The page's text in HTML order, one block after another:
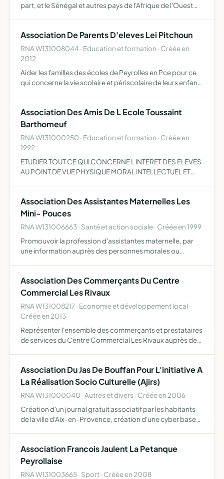
part, et le Sénégal et autres pays de l'Afrique de l'Ouest
for…
Association De Parents D'eleves Lei Pitchoun
RNA W131008044 · Education et formation · Créée en
2012
Aider les familles des écoles de Peyrolles en Pce pour ce
qui concerne la vie scolaire et périscolaire de leurs enfants
Association Des Amis De L Ecole Toussaint
Barthomeuf
RNA W131000250 · Education et formation · Créée en
1992
ETUDIER TOUT CE QUI CONCERNE L INTERET DES ELEVES
AU POINT DE VUE PHYSIQUE MORAL INTELLECTUEL ET
Association Des Assistantes Maternelles Les
Mini- Pouces
RNA W131006663 · Santé et action sociale · Créée en 1999
Promouvoir la profession d'assistantes maternelle, par
une information auprès des personnes morales ou
Association Des Commerçants Du Centre
Commercial Les Rivaux
RNA W131008217 · Economie et développement local ·
Créée en 2013
Représenter l'ensemble des commerçants et prestataires
de services du Centre Commercial Les Rivaux auprès des
économ…
Association Du Jas De Bouffan Pour L'initiative A
La Réalisation Socio Culturelle (Ajirs)
RNA W131000040 · Autres et divers · Créée en 2006
Création d'un journal gratuit associatif par les habitants
de la ville d'Aix-en-Provence, création d'une cyber base
Association Francois Jaulent La Petanque
Peyrollaise
RNA W131003665 · Sport · Créée en 2008